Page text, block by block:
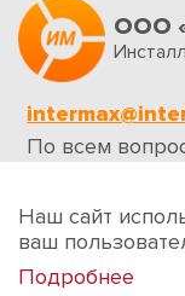
ООО
По всем
Обратная
Наш сайт
ваш
Подробнее